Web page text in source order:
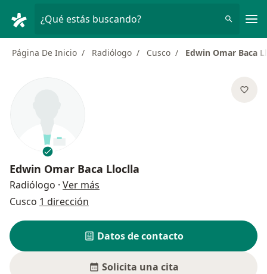
¿Qué estás buscando?
Página De Inicio Radiólogo Cusco Edwin Omar Baca
Edwin Omar Baca Lloclla
Radiólogo · Ver más
Cusco 1 dirección
Datos de contacto
Solicita una cita